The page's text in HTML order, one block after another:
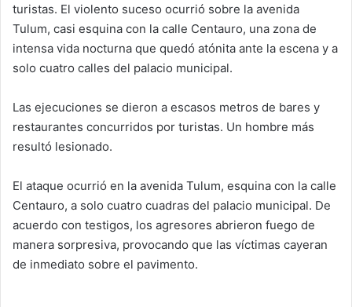
turistas. El violento suceso ocurrió sobre la avenida
Tulum, casi esquina con la calle Centauro, una zona de
intensa vida nocturna que quedó atónita ante la escena y a
solo cuatro calles del palacio municipal.
Las ejecuciones se dieron a escasos metros de bares y
restaurantes concurridos por turistas. Un hombre más
resultó lesionado.
El ataque ocurrió en la avenida Tulum, esquina con la calle
Centauro, a solo cuatro cuadras del palacio municipal. De
acuerdo con testigos, los agresores abrieron fuego de
manera sorpresiva, provocando que las víctimas cayeran
de inmediato sobre el pavimento.